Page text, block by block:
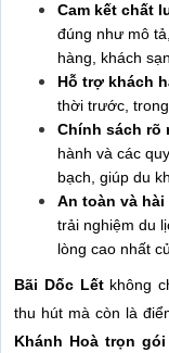
Cam kết chất
đúng như mô
hàng, khách
Hỗ trợ khách
thời trước,
Chính sách rõ
hành và các
bạch, giúp du
An toàn và hài
trải nghiệm du
lòng cao nhất
Bãi Dốc Lếtkhông
thu hút mà còn là
Khánh Hoà trọn gói